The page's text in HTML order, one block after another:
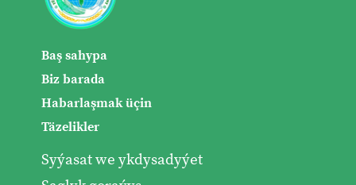
Baş sahypa
Biz barada
Habarlaşmak üçin
Täzelikler
Syýasat we ykdysadyýet